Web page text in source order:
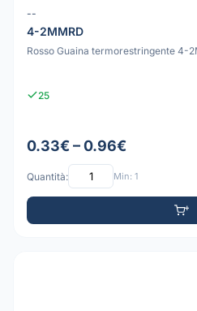
--
4-2MMRD
Rosso Guaina termorestringente 4-
25
0.33€ – 0.96€
Quantità: Min: 1